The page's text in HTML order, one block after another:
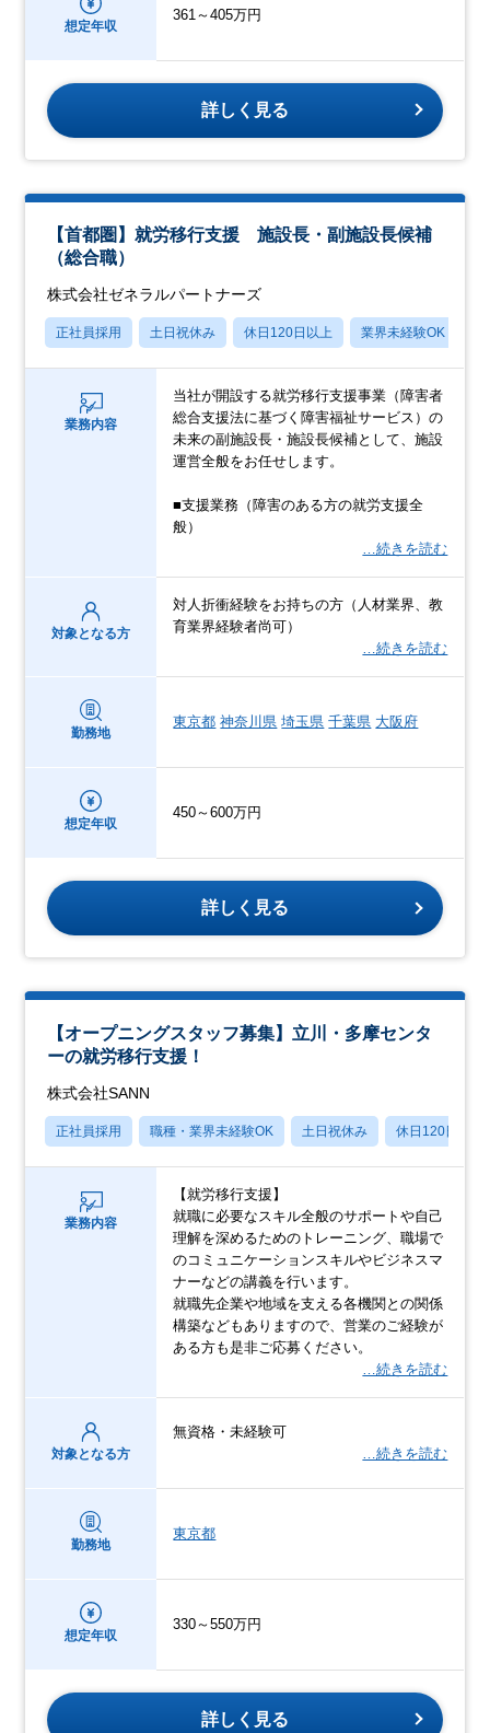
想定年収
361～405万円
詳しく見る
【首都圏】就労移行支援 施設長・副施設長候補
（総合職）
株式会社ゼネラルパートナーズ
正社員採用 土日祝休み 休日120日以上 業界未経験OK
業務内容
当社が開設する就労移行支援事業（障害者
総合支援法に基づく障害福祉サービス）の
未来の副施設長・施設長候補として、施設
運営全般をお任せします。
■支援業務（障害のある方の就労支援全
般）
…続きを読む
対象となる方
対人折衝経験をお持ちの方（人材業界、教
育業界経験者尚可）
…続きを読む
勤務地
東京都 神奈川県 埼玉県 千葉県 大阪府
想定年収
450～600万円
詳しく見る
【オープニングスタッフ募集】立川・多摩センタ
ーの就労移行支援！
株式会社SANN
正社員採用 職種・業界未経験OK 土日祝休み 休日120日以上
業務内容
【就労移行支援】
就職に必要なスキル全般のサポートや自己
理解を深めるためのトレーニング、職場で
のコミュニケーションスキルやビジネスマ
ナーなどの講義を行います。
就職先企業や地域を支える各機関との関係
構築などもありますので、営業のご経験が
ある方も是非ご応募ください。
…続きを読む
対象となる方
無資格・未経験可
…続きを読む
勤務地
東京都
想定年収
330～550万円
詳しく見る